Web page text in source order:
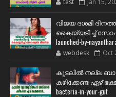
വിജയ ദശമി
കൈയ്യടിച്ച്
launched-by-
webdesk Oct
കുടലിൽ നല്ല
കഴിക്കേണ്ട ഏഴ്
bacteria-in-your-gut